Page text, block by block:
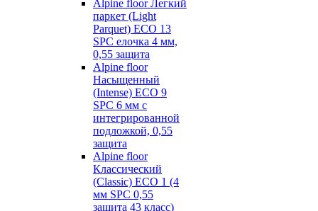
Alpine floor Легкий
паркет (Light
Parquet) ECO 13
SPC елочка 4 мм,
0,55 защита
Alpine floor
Насыщенный
(Intense) ECO 9
SPC 6 мм с
интегрированной
подложкой, 0,55
защита
Alpine floor
Классический
(Classic) ECO 1 (4
мм SPC 0,55
защита 43 класс)